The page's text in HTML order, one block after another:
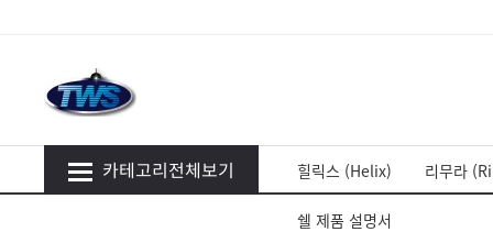
카테고리전체보기 힐릭스 (Helix) 리무라
쉘 제품 설명서